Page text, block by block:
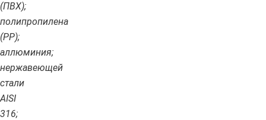
(ПВХ);
полипропилена
(PP);
аллюминия;
нержавеющей
стали
AISI
316;